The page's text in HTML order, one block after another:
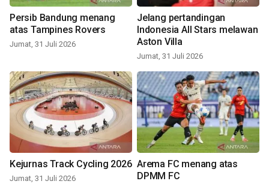
Persib Bandung menang
atas Tampines Rovers
Jumat, 31 Juli 2026
Jelang pertandingan
Indonesia All Stars melawan
Aston Villa
Jumat, 31 Juli 2026
Kejurnas Track Cycling 2026
Jumat, 31 Juli 2026
Arema FC menang atas
DPMM FC